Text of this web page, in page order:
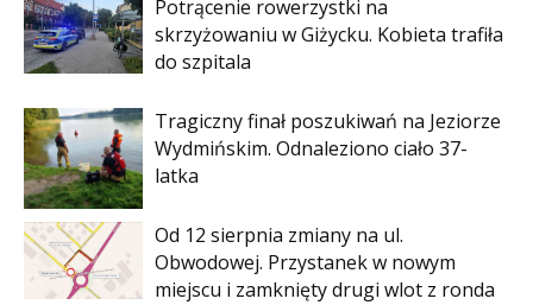
Potrącenie rowerzystki na
skrzyżowaniu w Giżycku. Kobieta trafiła
do szpitala
Tragiczny finał poszukiwań na Jeziorze
Wydmińskim. Odnaleziono ciało 37-
latka
Od 12 sierpnia zmiany na ul.
Obwodowej. Przystanek w nowym
miejscu i zamknięty drugi wlot z ronda